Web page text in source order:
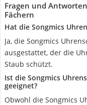
Fragen und
Fächern
Hat die Songmics
Ja, die Songmics
ausgestattet, der die
Staub schützt.
Ist die Songmics
geeignet?
Obwohl die Songmics